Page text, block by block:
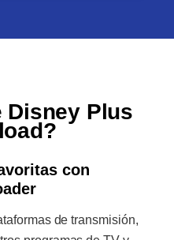
Disney Plus
con
de transmisión,